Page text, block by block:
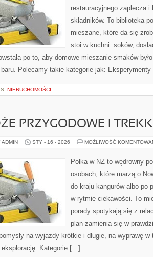
restauracyjnego zaplecza
składników. To biblioteka
mieszane, które da się
stoi w kuchni: soków,
po to, aby domowe mieszanie smaków
baru. Polecamy takie kategorie jak:
NIERUCHOMOŚCI
PRZYGODOWE I
ADMIN STY - 16 - 2026 MOŻLIWOŚĆ
Polka w NZ to wędrowny
osobach, które marzą o
do kraju kangurów albo po
w rytmie ciekawości. To
porady spotykają się z
plan zamienia się w
na wyjazdy krótkie i długie, na wyprawę
eksplorację. Kategorie […]